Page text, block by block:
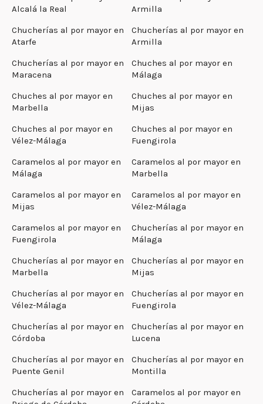
Alcalá la Real
Armilla
Chucherías al por mayor en
Atarfe
Chucherías al por mayor en
Armilla
Chucherías al por mayor en
Maracena
Chuches al por mayor en
Málaga
Chuches al por mayor en
Marbella
Chuches al por mayor en
Mijas
Chuches al por mayor en
Vélez-Málaga
Chuches al por mayor en
Fuengirola
Caramelos al por mayor en
Málaga
Caramelos al por mayor en
Marbella
Caramelos al por mayor en
Mijas
Caramelos al por mayor en
Vélez-Málaga
Caramelos al por mayor en
Fuengirola
Chucherías al por mayor en
Málaga
Chucherías al por mayor en
Marbella
Chucherías al por mayor en
Mijas
Chucherías al por mayor en
Vélez-Málaga
Chucherías al por mayor en
Fuengirola
Chucherías al por mayor en
Córdoba
Chucherías al por mayor en
Lucena
Chucherías al por mayor en
Puente Genil
Chucherías al por mayor en
Montilla
Chucherías al por mayor en
Caramelos al por mayor en